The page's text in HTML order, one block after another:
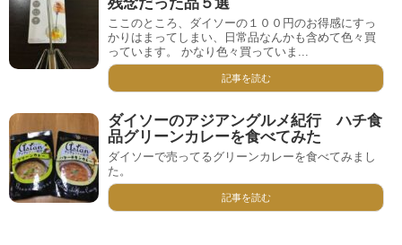
ここのところ、ダイソーの１００円のお得感にすっ
かりはまってしまい、日常品なんかも含めて色々買
っています。 かなり色々買っていま...
記事を読む
ダイソーのアジアングルメ紀行 ハチ食
品グリーンカレーを食べてみた
ダイソーで売ってるグリーンカレーを食べてみまし
た。
記事を読む